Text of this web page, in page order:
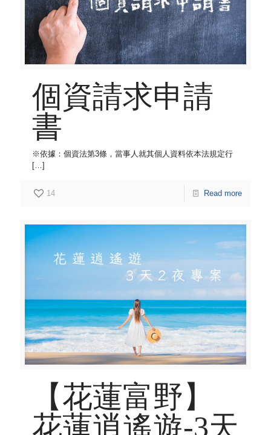
個資請求申請
書
※依據：個資法第3條，當事人就其個人資料依本法規定行
[…]
14 Read more
【花蓮富野】
花蓮逍遙遊-3天